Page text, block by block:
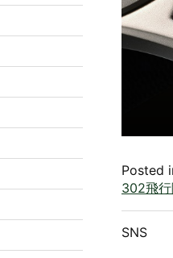
Posted
302飛
SNS